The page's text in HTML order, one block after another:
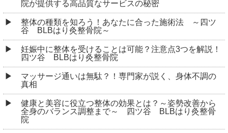
院が提供する高品質なサービスの秘密
整体の種類を知ろう！あなたに合った施術法 ～四ツ
谷 BLBはり灸整骨院～
妊娠中に整体を受けることは可能？注意点3つを解説！
四ツ谷 BLBはり灸整骨院
マッサージ通いは無駄？！専門家が説く、身体不調の
真相
健康と美容に役立つ整体の効果とは？～姿勢改善から
全身のバランス調整まで～ 四ツ谷 BLBはり灸整骨
院